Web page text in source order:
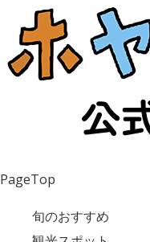
PageTop
旬のおすすめ